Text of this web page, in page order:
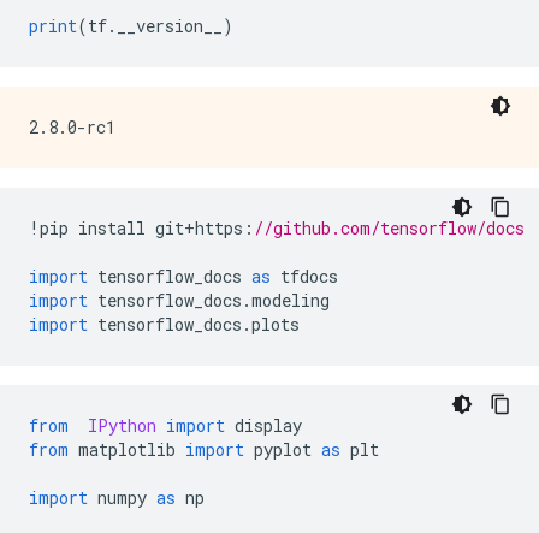
print(tf. __version__ )
! pip install git+https : //github.com/tensorflow/docs
import tensorflow_docs as tfdocs
import tensorflow_docs .modeling
import tensorflow_docs .plots
from IPython import display
from matplotlib import pyplot as plt
import numpy as np